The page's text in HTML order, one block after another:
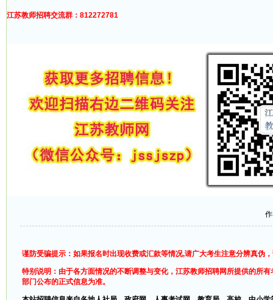
江苏教师招聘交流群：812272781
谨防受骗提示：如果报名时出现收费或汇款等情况,请广大考生注意分辨真伪
特别说明：由于各方面情况的不断调整与变化，江苏教师招聘网所提供的所
部门公布的正式信息为准。